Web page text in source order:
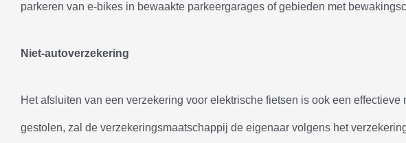
parkeren van e-bikes in bewaakte parkeergarages of gebieden met
Niet-autoverzekering
Het afsluiten van een verzekering voor elektrische fietsen is ook een
gestolen, zal de verzekeringsmaatschappij de eigenaar volgens het